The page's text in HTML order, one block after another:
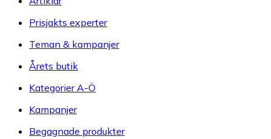
Prisjakts experter
Teman & kampanjer
Årets butik
Kategorier A-Ö
Kampanjer
Begagnade produkter